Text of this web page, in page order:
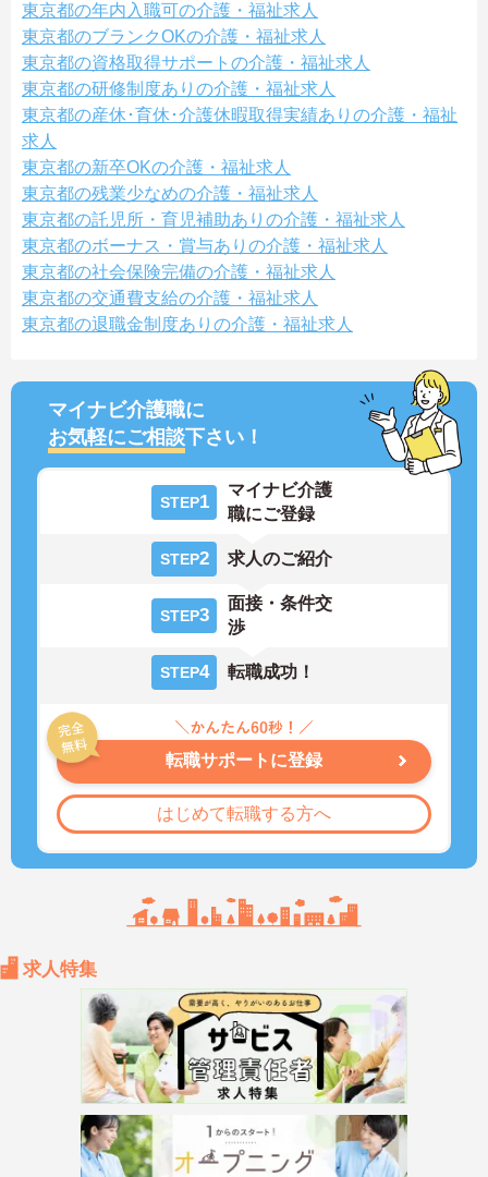
東京都の年内入職可の介護・福祉求人
東京都のブランクOKの介護・福祉求人
東京都の資格取得サポートの介護・福祉求人
東京都の研修制度ありの介護・福祉求人
東京都の産休･育休･介護休暇取得実績ありの介護・福祉
求人
東京都の新卒OKの介護・福祉求人
東京都の残業少なめの介護・福祉求人
東京都の託児所・育児補助ありの介護・福祉求人
東京都のボーナス・賞与ありの介護・福祉求人
東京都の社会保険完備の介護・福祉求人
東京都の交通費支給の介護・福祉求人
東京都の退職金制度ありの介護・福祉求人
マイナビ介護職に
お気軽にご相談下さい！
STEP1
マイナビ介護
職にご登録
STEP2 求人のご紹介
STEP3
面接・条件交
渉
STEP4 転職成功！
転職サポートに登録
はじめて転職する方へ
求人特集